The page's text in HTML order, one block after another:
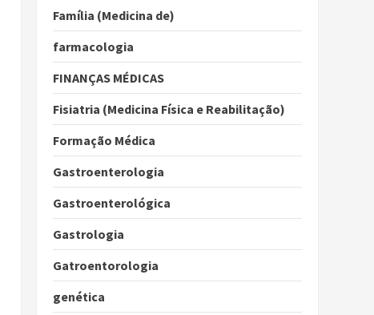
Família (Medicina de)
farmacologia
FINANÇAS MÉDICAS
Fisiatria (Medicina Física e Reabilitação)
Formação Médica
Gastroenterologia
Gastroenterológica
Gastrologia
Gatroentorologia
genética